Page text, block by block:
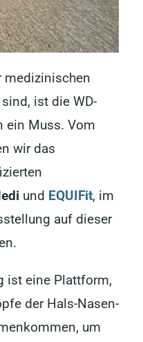
medizinischen
ist die WD-
ein Muss. Vom
wir das
und EQUIFit, im
auf dieser
ist eine Plattform,
der Hals-Nasen-
um